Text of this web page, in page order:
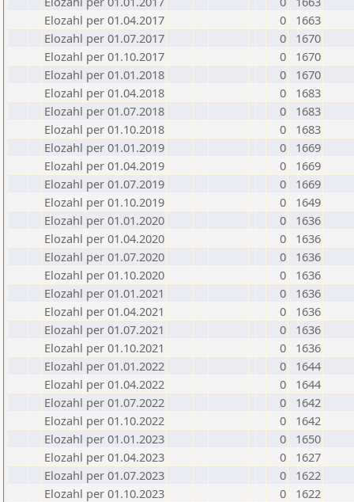
Elozahl per 01.04.2017
0
1663
Elozahl per 01.07.2017
0
1670
Elozahl per 01.10.2017
0
1670
Elozahl per 01.01.2018
0
1670
Elozahl per 01.04.2018
0
1683
Elozahl per 01.07.2018
0
1683
Elozahl per 01.10.2018
0
1683
Elozahl per 01.01.2019
0
1669
Elozahl per 01.04.2019
0
1669
Elozahl per 01.07.2019
0
1669
Elozahl per 01.10.2019
0
1649
Elozahl per 01.01.2020
0
1636
Elozahl per 01.04.2020
0
1636
Elozahl per 01.07.2020
0
1636
Elozahl per 01.10.2020
0
1636
Elozahl per 01.01.2021
0
1636
Elozahl per 01.04.2021
0
1636
Elozahl per 01.07.2021
0
1636
Elozahl per 01.10.2021
0
1636
Elozahl per 01.01.2022
0
1644
Elozahl per 01.04.2022
0
1644
Elozahl per 01.07.2022
0
1642
Elozahl per 01.10.2022
0
1642
Elozahl per 01.01.2023
0
1650
Elozahl per 01.04.2023
0
1627
Elozahl per 01.07.2023
0
1622
Elozahl per 01.10.2023
0
1622